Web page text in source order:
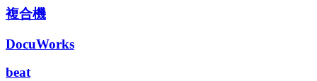
複合機
DocuWorks
beat